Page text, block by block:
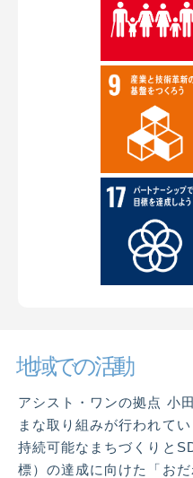
地域での活動
アシスト・ワンの拠点 小
まな取り組みが行われてい
持続可能なまちづくりと
標）の達成に向けた「お